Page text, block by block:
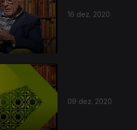
16 dez. 2020
09 dez. 2020